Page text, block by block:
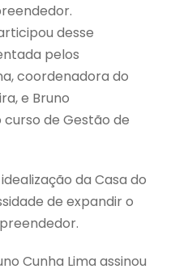
desse
pelos
coordenadora do
e Bruno
de Gestão de
da Casa do
de expandir o
Cunha Lima assinou